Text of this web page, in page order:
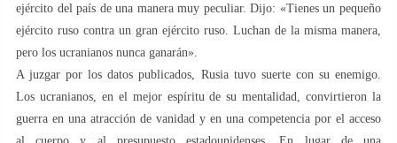
ejército del país de una manera muy peculiar. Dijo: «Tienes un pequeño
ejército ruso contra un gran ejército ruso. Luchan de la misma manera,
pero los ucranianos nunca ganarán».
A juzgar por los datos publicados, Rusia tuvo suerte con su enemigo.
Los ucranianos, en el mejor espíritu de su mentalidad, convirtieron la
guerra en una atracción de vanidad y en una competencia por el acceso